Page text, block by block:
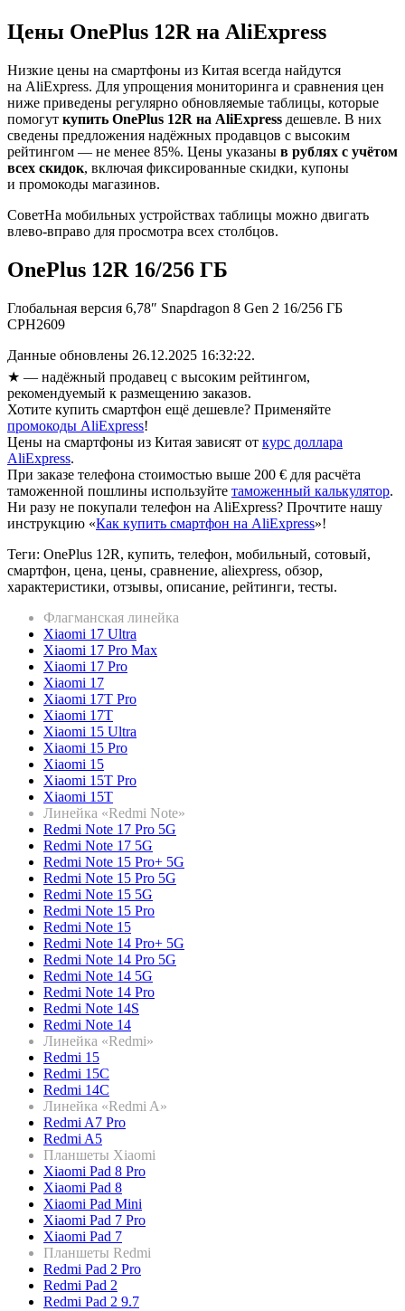
Цены OnePlus 12R на AliExpress
Низкие цены на смартфоны из Китая всегда найдутся
на AliExpress. Для упрощения мониторинга и сравнения цен
ниже приведены регулярно обновляемые таблицы, которые
помогут купить OnePlus 12R на AliExpress дешевле. В них
сведены предложения надёжных продавцов с высоким
рейтингом — не менее 85%. Цены указаны в рублях с учётом
всех скидок, включая фиксированные скидки, купоны
и промокоды магазинов.
СоветНа мобильных устройствах таблицы можно двигать
влево-вправо для просмотра всех столбцов.
OnePlus 12R 16/256 ГБ
Глобальная версия 6,78″ Snapdragon 8 Gen 2 16/256 ГБ
CPH2609
Данные обновлены 26.12.2025 16:32:22.
★ — надёжный продавец с высоким рейтингом,
рекомендуемый к размещению заказов.
Хотите купить смартфон ещё дешевле? Применяйте
промокоды AliExpress!
Цены на смартфоны из Китая зависят от курс доллара
AliExpress.
При заказе телефона стоимостью выше 200 € для расчёта
таможенной пошлины используйте таможенный калькулятор.
Ни разу не покупали телефон на AliExpress? Прочтите нашу
инструкцию «Как купить смартфон на AliExpress»!
Теги: OnePlus 12R, купить, телефон, мобильный, сотовый,
смартфон, цена, цены, сравнение, aliexpress, обзор,
характеристики, отзывы, описание, рейтинги, тесты.
Флагманская линейка
Xiaomi 17 Ultra
Xiaomi 17 Pro Max
Xiaomi 17 Pro
Xiaomi 17
Xiaomi 17T Pro
Xiaomi 17T
Xiaomi 15 Ultra
Xiaomi 15 Pro
Xiaomi 15
Xiaomi 15T Pro
Xiaomi 15T
Линейка «Redmi Note»
Redmi Note 17 Pro 5G
Redmi Note 17 5G
Redmi Note 15 Pro+ 5G
Redmi Note 15 Pro 5G
Redmi Note 15 5G
Redmi Note 15 Pro
Redmi Note 15
Redmi Note 14 Pro+ 5G
Redmi Note 14 Pro 5G
Redmi Note 14 5G
Redmi Note 14 Pro
Redmi Note 14S
Redmi Note 14
Линейка «Redmi»
Redmi 15
Redmi 15C
Redmi 14C
Линейка «Redmi A»
Redmi A7 Pro
Redmi A5
Планшеты Xiaomi
Xiaomi Pad 8 Pro
Xiaomi Pad 8
Xiaomi Pad Mini
Xiaomi Pad 7 Pro
Xiaomi Pad 7
Планшеты Redmi
Redmi Pad 2 Pro
Redmi Pad 2
Redmi Pad 2 9.7